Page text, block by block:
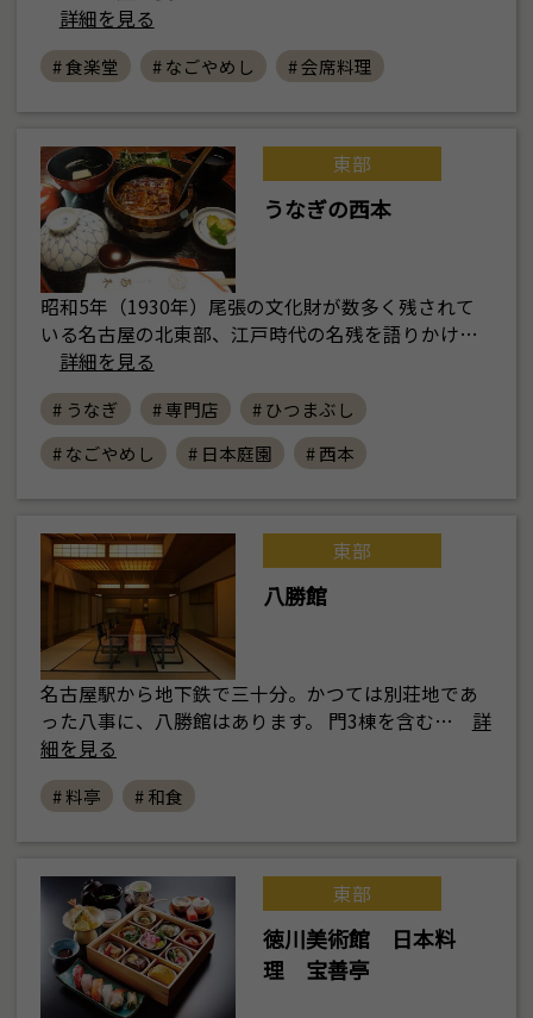
詳細を見る
# 食楽堂 # なごやめし # 会席料理
東部
うなぎの西本
昭和5年（1930年）尾張の文化財が数多く残されて
いる名古屋の北東部、江戸時代の名残を語りかけ…
詳細を見る
# うなぎ # 専門店
# ひつまぶし
# なごやめし
# 日本庭園 # 西本
東部
八勝館
名古屋駅から地下鉄で三十分。かつては別荘地であ
った八事に、八勝館はあります。 門3棟を含む…
詳
細を見る
# 料亭 # 和食
東部
徳川美術館 日本料
理 宝善亭